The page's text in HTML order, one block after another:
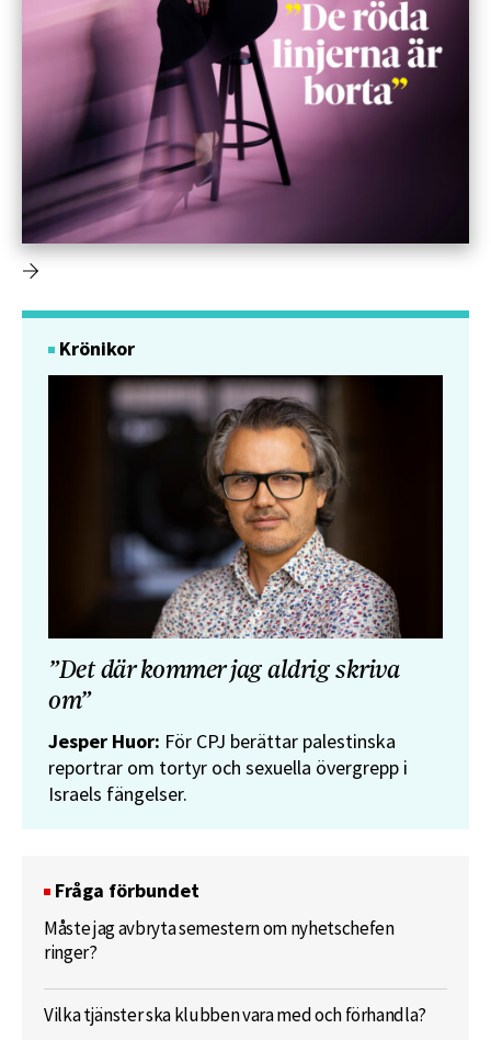
Krönikor
”Det där kommer jag aldrig skriva
om”
Jesper Huor: För CPJ berättar palestinska
reportrar om tortyr och sexuella övergrepp i
Israels fängelser.
Fråga förbundet
Måste jag avbryta semestern om nyhetschefen
ringer?
Vilka tjänster ska klubben vara med och förhandla?